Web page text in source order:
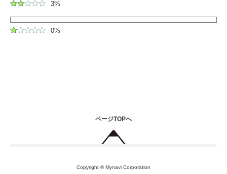
3%
0%
ページTOPへ
Copyright © Mynavi Corporation